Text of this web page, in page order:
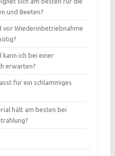
und Beeten?
vor Wiederinbetriebnahme
kann ich bei einer
erwarten?
für ein schlammiges
hält am besten bei